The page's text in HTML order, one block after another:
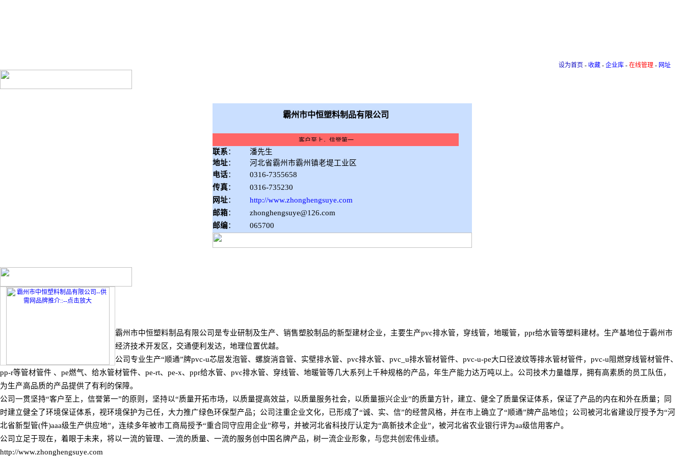
设为首页 - 收藏 - 企业库 - 在线管理 - 网址
霸州市中恒塑料制品有限公司
客户至上，信誉第一
联系：
潘先生
地址：
河北省霸州市霸州镇老堤工业区
电话：
0316-7355658
传真：
0316-735230
网址：
http://www.zhonghengsuye.com
邮箱：
zhonghengsuye@126.com
邮编： 065700
霸州市中恒塑料制品有限公司是专业研制及生产、销售塑胶制品的新型建材企业，主要生产pvc排水管，穿线管，地暖管，ppr给水管等塑料建材。生产基地位于霸州市
经济技术开发区，交通便利发达，地理位置优越。
公司专业生产“顺通”牌pvc-u芯层发泡管、螺旋消音管、实壁排水管、pvc排水管、pvc_u排水管材管件、pvc-u-pe大口径波纹等排水管材管件，pvc-u阻燃穿线管材管件、
pp-r等管材管件 、pe燃气、给水管材管件、pe-rt、pe-x、ppr给水管、pvc排水管、穿线管、地暖管等几大系列上千种规格的产品，年生产能力达万吨以上。公司技术力量雄厚，拥有高素质的员工队伍，
为生产高品质的产品提供了有利的保障。
公司一贯坚持“客户至上，信誉第一”的原则，坚持以“质量开拓市场，以质量提高效益，以质量服务社会，以质量振兴企业”的质量方针，建立、健全了质量保证体系，保证了产品的内在和外在质量；同
时建立健全了环境保证体系，视环境保护为己任，大力推广绿色环保型产品；公司注重企业文化，已形成了“诚、实、信”的经营风格，并在市上确立了“顺通”牌产品地位；公司被河北省建设厅授予为“河
北省新型管(件)aaa级生产供应地”，连续多年被市工商局授予“重合同守应用企业”称号，并被河北省科技厅认定为“高新技术企业”，被河北省农业银行评为aa级信用客户。
公司立足于现在，着眼于未来，将以一流的管理、一流的质量、一流的服务创中国名牌产品，树一流企业形象，与您共创宏伟业绩。
http://www.zhonghengsuye.com